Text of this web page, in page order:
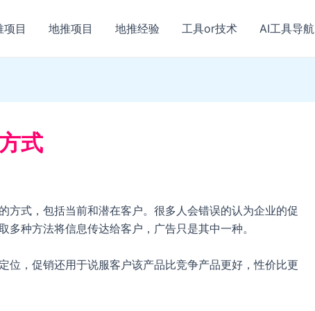
项目 地推项目 地推经验 工具or技术 AI工具导航
式
方式，包括当前和潜在客户。很多人会错误的认为企业的促
种方法将信息传达给客户，广告只是其中一种。
位，促销还用于说服客户该产品比竞争产品更好，性价比更